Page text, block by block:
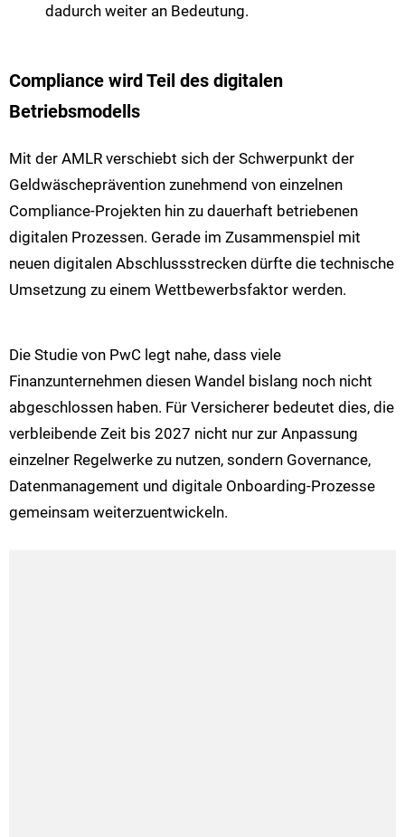
dadurch weiter an Bedeutung.
Compliance wird Teil des digitalen
Betriebsmodells
Mit der AMLR verschiebt sich der Schwerpunkt der
Geldwäscheprävention zunehmend von einzelnen
Compliance-Projekten hin zu dauerhaft betriebenen
digitalen Prozessen. Gerade im Zusammenspiel mit
neuen digitalen Abschlussstrecken dürfte die technische
Umsetzung zu einem Wettbewerbsfaktor werden.
Die Studie von PwC legt nahe, dass viele
Finanzunternehmen diesen Wandel bislang noch nicht
abgeschlossen haben. Für Versicherer bedeutet dies, die
verbleibende Zeit bis 2027 nicht nur zur Anpassung
einzelner Regelwerke zu nutzen, sondern Governance,
Datenmanagement und digitale Onboarding-Prozesse
gemeinsam weiterzuentwickeln.